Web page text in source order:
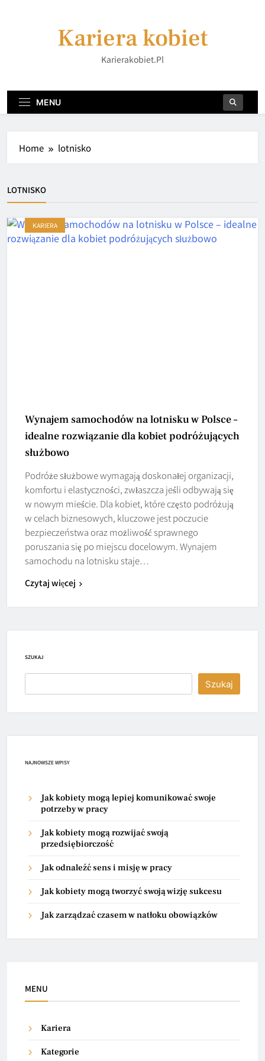
Kariera kobiet
Karierakobiet.pl
MENU
Home lotnisko
LOTNISKO
KARIERA
Wynajem samochodów na lotnisku w Polsce –
idealne rozwiązanie dla kobiet podróżujących
służbowo
Podróże służbowe wymagają doskonałej organizacji,
komfortu i elastyczności, zwłaszcza jeśli odbywają się
w nowym mieście. Dla kobiet, które często podróżują
w celach biznesowych, kluczowe jest poczucie
bezpieczeństwa oraz możliwość sprawnego
poruszania się po miejscu docelowym. Wynajem
samochodu na lotnisku staje…
Czytaj więcej
SZUKAJ
Szukaj
NAJNOWSZE WPISY
Jak kobiety mogą lepiej komunikować swoje
potrzeby w pracy
Jak kobiety mogą rozwijać swoją
przedsiębiorczość
Jak odnaleźć sens i misję w pracy
Jak kobiety mogą tworzyć swoją wizję sukcesu
Jak zarządzać czasem w natłoku obowiązków
MENU
Kariera
Kategorie